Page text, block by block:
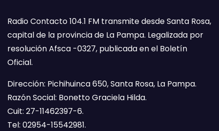
Radio Contacto 104.1 FM transmite desde Santa Rosa,
capital de la provincia de La Pampa. Legalizada por
resolución Afsca -0327, publicada en el Boletín
Oficial.
Dirección: Pichihuinca 650, Santa Rosa, La Pampa.
Razón Social: Bonetto Graciela Hilda.
Cuit: 27-11462397-6.
Tel: 02954-15542981.